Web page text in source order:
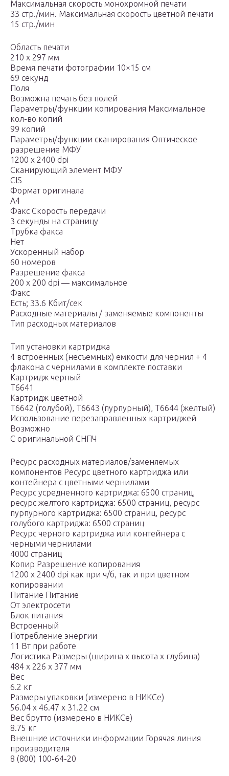
Максимальная скорость монохромной печати
33 стр./мин. Максимальная скорость цветной печати
15 стр./мин
Область печати
210 х 297 мм
Время печати фотографии 10×15 см
69 секунд
Поля
Возможна печать без полей
Параметры/функции копирования Максимальное
кол-во копий
99 копий
Параметры/функции сканирования Оптическое
разрешение МФУ
1200 x 2400 dpi
Сканирующий элемент МФУ
CIS
Формат оригинала
A4
Факс Скорость передачи
3 секунды на страницу
Трубка факса
Нет
Ускоренный набор
60 номеров
Разрешение факса
200 x 200 dpi — максимальное
Факс
Есть; 33.6 Кбит/сек
Расходные материалы / заменяемые компоненты
Тип расходных материалов
Тип установки картриджа
4 встроенных (несъемных) емкости для чернил + 4
флакона с чернилами в комплекте поставки
Картридж черный
T6641
Картридж цветной
T6642 (голубой), T6643 (пурпурный), T6644 (желтый)
Использование перезаправленных картриджей
Возможно
С оригинальной СНПЧ
Ресурс расходных материалов/заменяемых
компонентов Ресурс цветного картриджа или
контейнера с цветными чернилами
Ресурс усредненного картриджа: 6500 страниц,
ресурс желтого картриджа: 6500 страниц, ресурс
пурпурного картриджа: 6500 страниц, ресурс
голубого картриджа: 6500 страниц
Ресурс черного картриджа или контейнера с
черными чернилами
4000 страниц
Копир Разрешение копирования
1200 x 2400 dpi как при ч/б, так и при цветном
копировании
Питание Питание
От электросети
Блок питания
Встроенный
Потребление энергии
11 Вт при работе
Логистика Размеры (ширина x высота x глубина)
484 x 226 x 377 мм
Вес
6.2 кг
Размеры упаковки (измерено в НИКСе)
56.04 x 46.47 x 31.22 см
Вес брутто (измерено в НИКСе)
8.75 кг
Внешние источники информации Горячая линия
производителя
8 (800) 100-64-20